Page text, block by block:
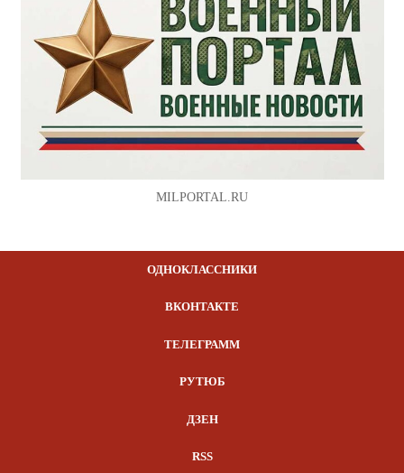
MILPORTAL.RU
ОДНОКЛАССНИКИ
ВКОНТАКТЕ
ТЕЛЕГРАММ
РУТЮБ
ДЗЕН
RSS